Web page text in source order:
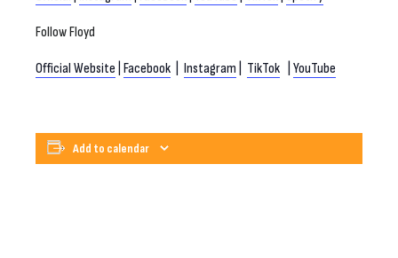
Follow Floyd
Official Website Facebook Instagram TikTok YouTube
Add to calendar